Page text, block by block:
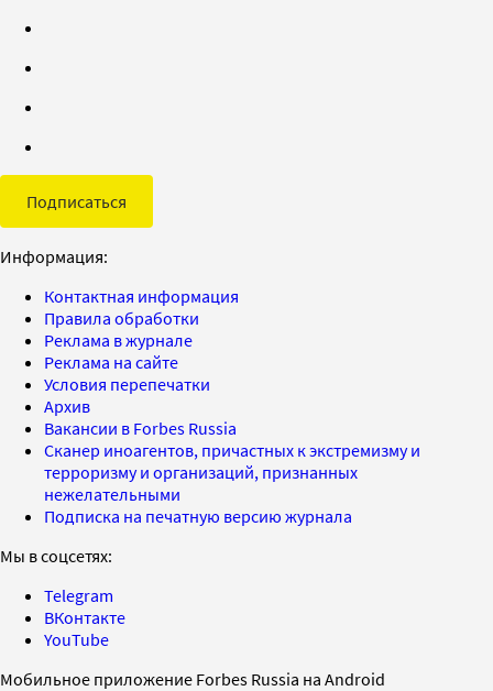
Подписаться
Информация:
Контактная информация
Правила обработки
Реклама в журнале
Реклама на сайте
Условия перепечатки
Архив
Вакансии в Forbes Russia
Сканер иноагентов, причастных к экстремизму и
терроризму и организаций, признанных
нежелательными
Подписка на печатную версию журнала
Мы в соцсетях:
Telegram
ВКонтакте
YouTube
Мобильное приложение Forbes Russia на Android